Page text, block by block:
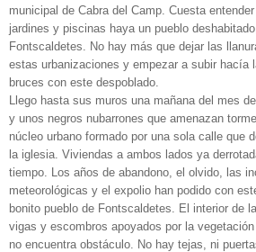
municipal de Cabra del Camp. Cuesta
jardines y piscinas haya un pueblo
Fontscaldetes. No hay más que dejar las
estas urbanizaciones y empezar a subir hacía
bruces con este despoblado.
Llego hasta sus muros una mañana del mes
y unos negros nubarrones que amenazan
núcleo urbano formado por una sola calle que
la iglesia. Viviendas a ambos lados ya
tiempo. Los años de abandono, el olvido, las
meteorológicas y el expolio han podido con
bonito pueblo de Fontscaldetes. El interior de
vigas y escombros apoyados por la
no encuentra obstáculo. No hay tejas, ni